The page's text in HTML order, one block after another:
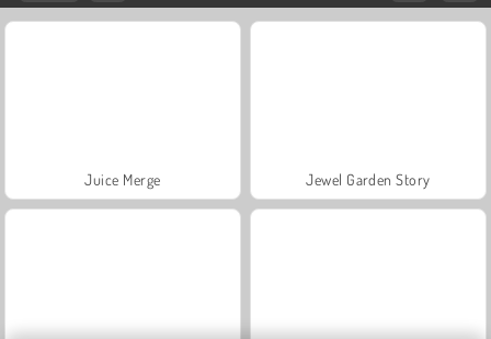
Juice Merge Jewel Garden Story